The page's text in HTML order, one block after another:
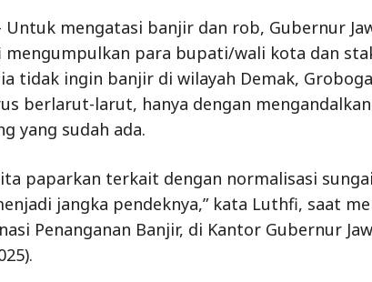
Untuk mengatasi banjir dan rob, Gubernur
mengumpulkan para bupati/wali kota dan
tidak ingin banjir di wilayah Demak,
berlarut-larut, hanya dengan
yang sudah ada.
paparkan terkait dengan normalisasi
jangka pendeknya,” kata Luthfi, saat
Penanganan Banjir, di Kantor Gubernur